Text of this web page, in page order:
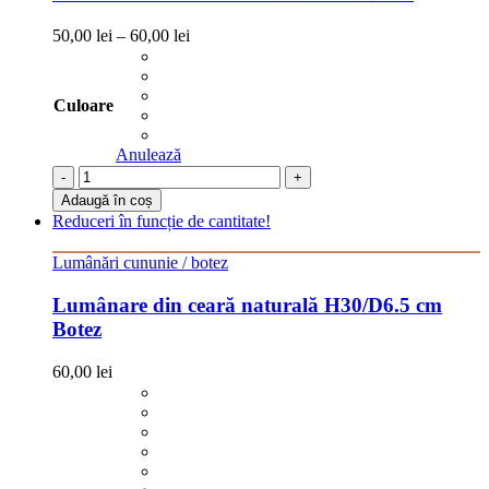
50,00 lei – 60,00 lei
Culoare
Anulează
-
+
Adaugă în coș
Reduceri în funcție de cantitate!
Lumânări cununie / botez
Lumânare din ceară naturală H30/D6.5 cm
Botez
60,00 lei